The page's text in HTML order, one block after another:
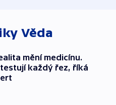
Věda
mění medicínu.
každý řez, říká